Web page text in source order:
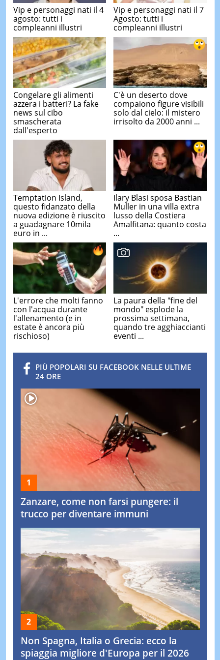
Vip e personaggi nati il 4
agosto: tutti i
compleanni illustri
Vip e personaggi nati il 7
Agosto: tutti i
compleanni illustri
Congelare gli alimenti
azzera i batteri? La fake
news sul cibo
smascherata
dall'esperto
C'è un deserto dove
compaiono figure visibili
solo dal cielo: il mistero
irrisolto da 2000 anni ...
Temptation Island,
questo fidanzato della
nuova edizione è riuscito
a guadagnare 10mila
euro in ...
Ilary Blasi sposa Bastian
Muller in una villa extra
lusso della Costiera
Amalfitana: quanto costa
...
L'errore che molti fanno
con l'acqua durante
l'allenamento (e in
estate è ancora più
rischioso)
La paura della "fine del
mondo" esplode la
prossima settimana,
quando tre agghiaccianti
eventi ...
PIÙ POPOLARI SU FACEBOOK NELLE ULTIME
24 ORE
Zanzare, come non farsi pungere: il
trucco per diventare immuni
Non Spagna, Italia o Grecia: ecco la
spiaggia migliore d'Europa per il 2026